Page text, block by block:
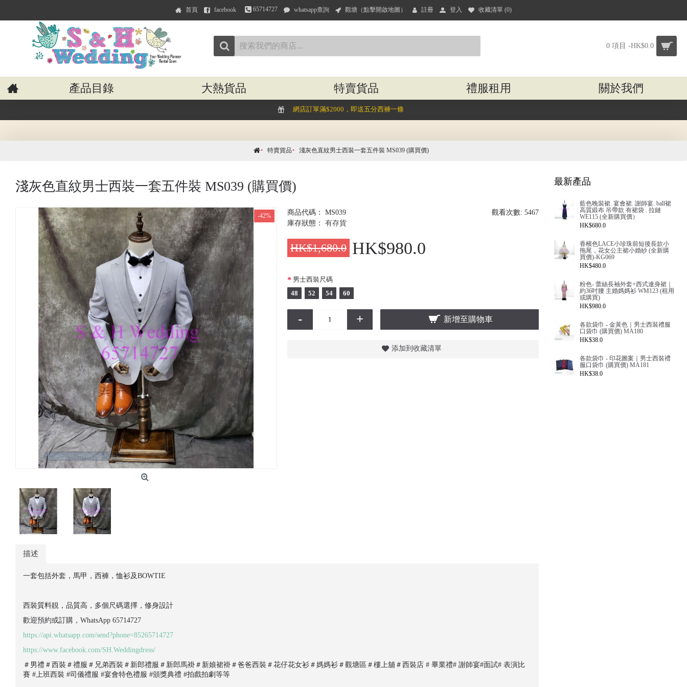
首頁 facebook 65714727 whatsapp查詢 觀塘（點擊開啟地圖） 註冊 登入 收藏清單 (0)
0 項目 -HK$0.0
產品目錄 大熱貨品 特賣貨品 禮服租用 關於我們
網店訂單滿$2000，即送五分西褲一條
特賣貨品 淺灰色直紋男士西裝一套五件裝 MS039 (購買價)
最新產品
藍色晚裝裙. 宴會裙. 謝師宴. ball裙
高質緞布 吊帶款 有裙袋 . 拉鏈
WE115 (全新購買價）
HK$680.0
香檳色LACE小珍珠前短後長款小
拖尾，花女公主裙小婚紗 (全新購
買價)-KG069
HK$480.0
粉色- 蕾絲長袖外套+西式連身裙｜
約36吋腰 主婚媽媽衫 WM123 (租用
或購買)
HK$980.0
各款袋巾 - 金黃色｜男士西裝禮服
口袋巾 (購買價) MA180
HK$38.0
各款袋巾 - 印花圖案｜男士西裝禮
服口袋巾 (購買價) MA181
HK$38.0
淺灰色直紋男士西裝一套五件裝 MS039 (購買價)
-42% 觀看次數: 5467
商品代碼： MS039
庫存狀態： 有存貨
HK$1,680.0 HK$980.0
男士西裝尺碼
48
52 54 60
- + 新增至購物車
添加到收藏清單
描述
一套包括外套，馬甲，西褲，恤衫及BOWTIE
西裝質料靚，品質高，多個尺碼選擇，修身設計
歡迎預約或訂購，WhatsApp 65714727
https://api.whatsapp.com/send?phone=85265714727
https://www.facebook.com/SH.Weddingdress/
＃男禮＃西裝＃禮服＃兄弟西裝＃新郎禮服＃新郎馬褂＃新娘裙褂＃爸爸西裝＃花仔花女衫＃媽媽衫＃觀塘區＃樓上舖＃西裝店 # 畢業禮# 謝師宴#面試# 表演比
賽 #上班西裝 #司儀禮服 #宴會特色禮服 #頒獎典禮 #拍戲拍劇等等